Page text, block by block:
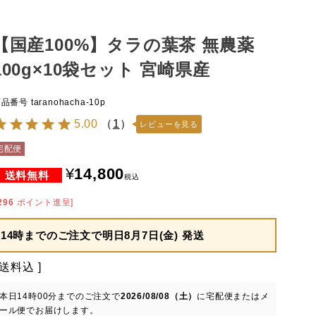
国産100%】タラの葉茶 無農薬
袋セット 宮崎県産
番号 taranohacha-10p
5.00 （ 1） レビューを見る
配便
¥14,800税込
ポイント進呈]
14時までのご注文で明日8月7日(金) 発送
料込
日 14時00分 までのご注文で2026/08/08（土） に宅配便またはメ
ル便でお届けします。